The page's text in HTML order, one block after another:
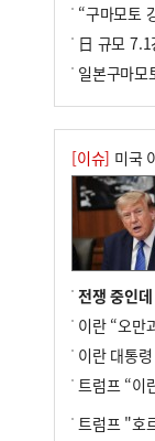
[이슈] 미국